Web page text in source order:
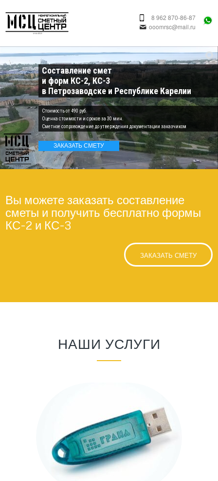
8 962 870-86-87
ooomrsc@mail.ru
Cтоимость от 490 руб.
Оценка стоимости и сроков за 30 мин.
Сметное сопровождение до утверждения документации заказчиком
Составление смет
и форм КС-2, КС-3
в Петрозаводске и Республике Карелии
ЗАКАЗАТЬ СМЕТУ
Вы можете заказать составление
сметы и получить бесплатно формы
КС-2 и КС-3
ЗАКАЗАТЬ СМЕТУ
НАШИ УСЛУГИ